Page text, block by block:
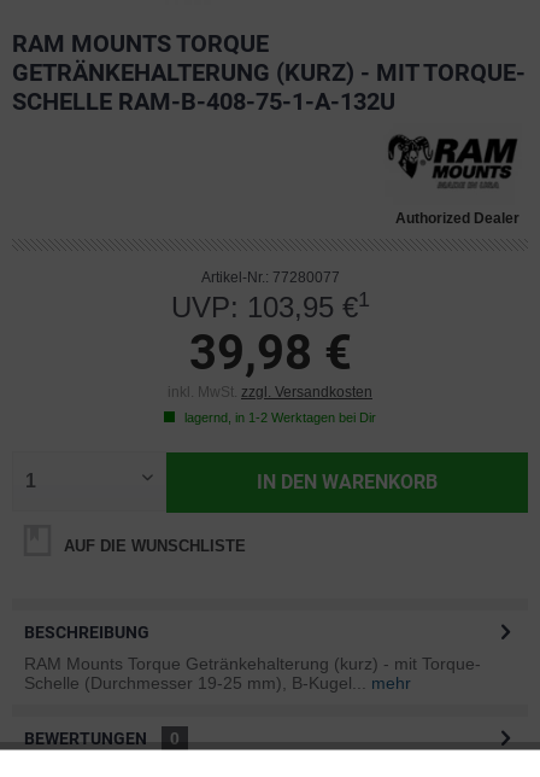
RAM MOUNTS TORQUE
GETRÄNKEHALTERUNG (KURZ) - MIT TORQUE-
SCHELLE RAM-B-408-75-1-A-132U
Authorized Dealer
Artikel-Nr.: 77280077
UVP: 103,95 €1
39,98 €
inkl. MwSt. zzgl. Versandkosten
lagernd, in 1-2 Werktagen bei Dir
IN DEN WARENKORB
AUF DIE WUNSCHLISTE
BESCHREIBUNG
RAM Mounts Torque Getränkehalterung (kurz) - mit Torque-
Schelle (Durchmesser 19-25 mm), B-Kugel...
mehr
BEWERTUNGEN
0